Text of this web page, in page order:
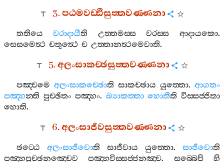
3.පඨමවඩ‍්ඪීසුත‍්තවණ‍්ණනා
තතියෙ වරාදායීති උත‍්තමස‍්ස වරස‍්ස ආදායකො.
සෙසමෙත්‍ථ චතුත්‍ථෙ ච උත‍්තානත්‍ථමෙවාති.
5.අලංසාකච‍්ඡසුත‍්තවණ‍්ණනා
පඤ‍්චමෙ අලංසාකච‍්ඡොති සාකච‍්ඡාය යුත‍්තො. ආගතං
පඤ‍්හන‍්ති පුච‍්ඡිතං පඤ‍්හං. බ්‍යාකත‍්තා හොතීති විස‍්සජ‍්ජිතා
හොති.
6.අලංසාජීවසුත‍්තවණ‍්ණනා
ඡට‍්ඨෙ අලංසාජීවොති සාජීවාය යුත‍්තො. සාජීවොති
පඤ‍්හපුච‍්ඡනඤ‍්චෙව
පඤ‍්හවිස‍්සජ‍්ජනඤ‍්ච. සබ‍්බෙපි හි